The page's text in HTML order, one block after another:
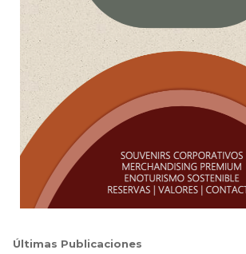
Últimas Publicaciones